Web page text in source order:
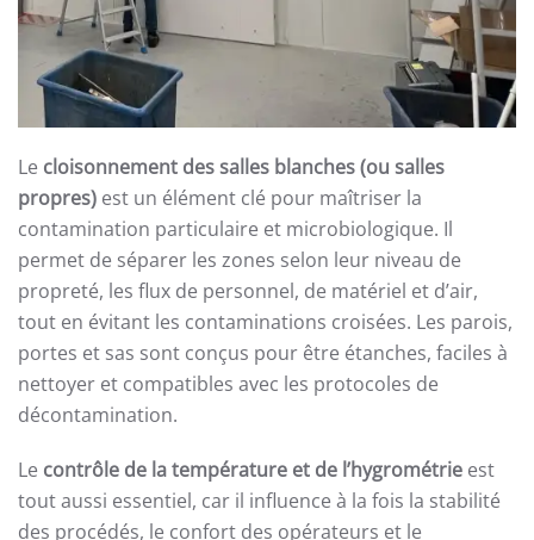
Le cloisonnement des salles blanches (ou salles
propres) est un élément clé pour maîtriser la
contamination particulaire et microbiologique. Il
permet de séparer les zones selon leur niveau de
propreté, les flux de personnel, de matériel et d’air,
tout en évitant les contaminations croisées. Les parois,
portes et sas sont conçus pour être étanches, faciles à
nettoyer et compatibles avec les protocoles de
décontamination.
Le contrôle de la température et de l’hygrométrie est
tout aussi essentiel, car il influence à la fois la stabilité
des procédés, le confort des opérateurs et le